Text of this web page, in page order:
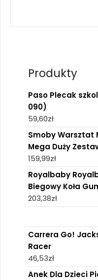
Produkty
Paso Plecak
090)
59,60zł
Smoby Warsztat
Mega Duży
159,99zł
Royalbaby
Biegowy Koła
203,38zł
Carrera Go!
Racer
46,53zł
Anek Dla Dzieci